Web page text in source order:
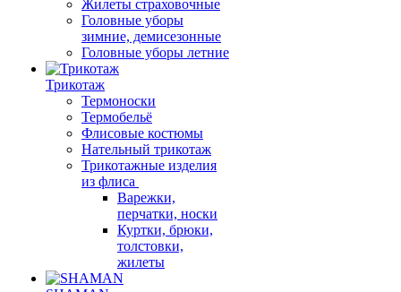
Жилеты страховочные
Головные уборы
зимние, демисезонные
Головные уборы летние
Трикотаж
Термоноски
Термобельё
Флисовые костюмы
Нательный трикотаж
Трикотажные изделия
из флиса
Варежки,
перчатки, носки
Куртки, брюки,
толстовки,
жилеты